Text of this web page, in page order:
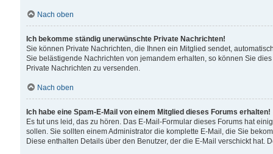
Nach oben
Ich bekomme ständig unerwünschte Private Nachrichten!
Sie können Private Nachrichten, die Ihnen ein Mitglied sendet,
Sie belästigende Nachrichten von jemandem erhalten, so können Sie
Private Nachrichten zu versenden.
Nach oben
Ich habe eine Spam-E-Mail von einem Mitglied dieses Forums erhalten!
Es tut uns leid, das zu hören. Das E-Mail-Formular dieses Forums hat
sollen. Sie sollten einem Administrator die komplette E-Mail, die Sie
Diese enthalten Details über den Benutzer, der die E-Mail verschickt hat.